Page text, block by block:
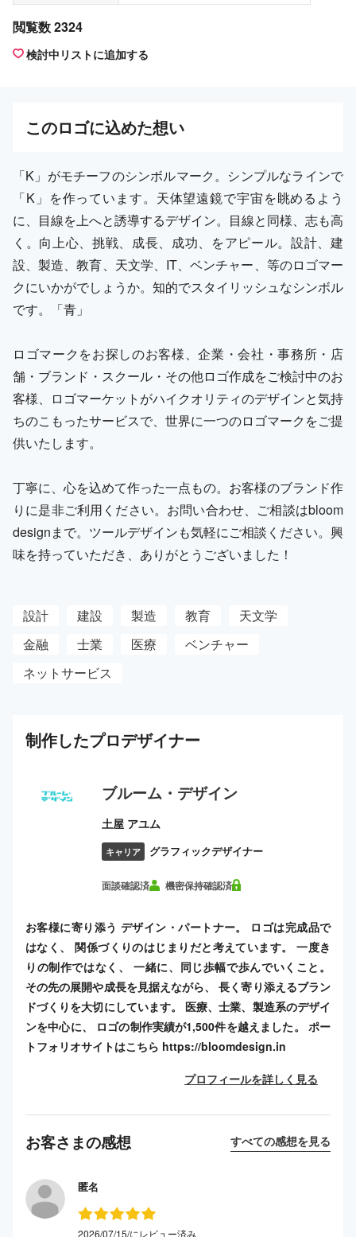
閲覧数 2324
検討中リストに追加する
このロゴに込めた想い
「K」がモチーフのシンボルマーク。シンプルなラインで
「K」を作っています。天体望遠鏡で宇宙を眺めるよう
に、目線を上へと誘導するデザイン。目線と同様、志も高
く。向上心、挑戦、成長、成功、をアピール。設計、建
設、製造、教育、天文学、IT、ベンチャー、等のロゴマー
クにいかがでしょうか。知的でスタイリッシュなシンボル
です。「青」
ロゴマークをお探しのお客様、企業・会社・事務所・店
舗・ブランド・スクール・その他ロゴ作成をご検討中のお
客様、ロゴマーケットがハイクオリティのデザインと気持
ちのこもったサービスで、世界に一つのロゴマークをご提
供いたします。
丁寧に、心を込めて作った一点もの。お客様のブランド作
りに是非ご利用ください。お問い合わせ、ご相談はbloom
designまで。ツールデザインも気軽にご相談ください。興
味を持っていただき、ありがとうございました！
設計 建設 製造 教育
天文学
金融
士業 医療
ベンチャー
ネットサービス
制作したプロデザイナー
ブルーム・デザイン
土屋 アユム
キャリア グラフィックデザイナー
面談確認済 機密保持確認済
お客様に寄り添う デザイン・パートナー。 ロゴは完成品で
はなく、 関係づくりのはじまりだと考えています。 一度き
りの制作ではなく、 一緒に、同じ歩幅で歩んでいくこと。
その先の展開や成長を見据えながら、 長く寄り添えるブラン
ドづくりを大切にしています。 医療、士業、製造系のデザイ
ンを中心に、 ロゴの制作実績が1,500件を越えました。 ポー
トフォリオサイトはこちら https://bloomdesign.in
プロフィールを詳しく見る
お客さまの感想 すべての感想を見る
匿名
2026/07/15/にレビュー済み